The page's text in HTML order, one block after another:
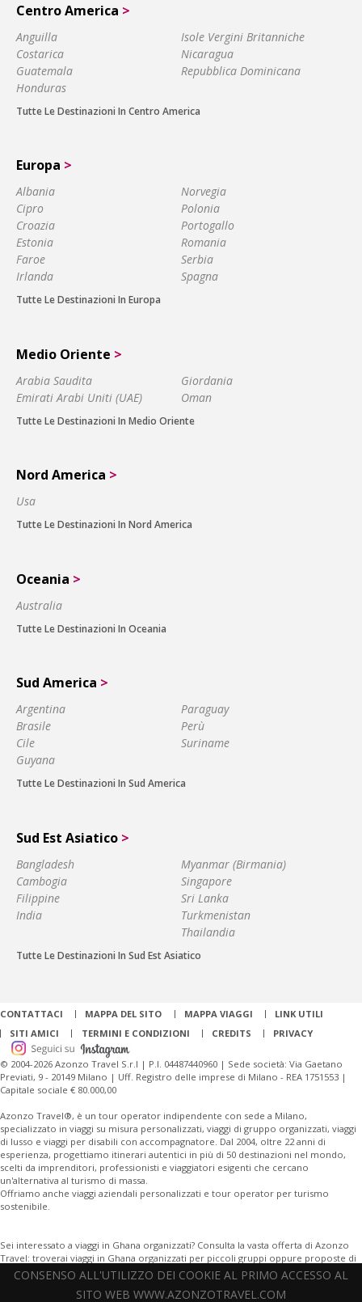
CONSENSO ALL'UTILIZZO DEI COOKIE AL PRIMO ACCESSO AL
SITO WEB WWW.AZONZOTRAVEL.COM
Centro America >
Anguilla
Costarica
Guatemala
Honduras
Isole Vergini Britanniche
Nicaragua
Repubblica Dominicana
Tutte Le Destinazioni In Centro America
Europa >
Albania
Cipro
Croazia
Estonia
Faroe
Irlanda
Norvegia
Polonia
Portogallo
Romania
Serbia
Spagna
Tutte Le Destinazioni In Europa
Medio Oriente >
Arabia Saudita
Emirati Arabi Uniti (UAE)
Giordania
Oman
Tutte Le Destinazioni In Medio Oriente
Nord America >
Usa
Tutte Le Destinazioni In Nord America
Oceania >
Australia
Tutte Le Destinazioni In Oceania
Sud America >
Argentina
Brasile
Cile
Guyana
Paraguay
Perù
Suriname
Tutte Le Destinazioni In Sud America
Sud Est Asiatico >
Bangladesh
Cambogia
Filippine
India
Myanmar (Birmania)
Singapore
Sri Lanka
Turkmenistan
Thailandia
Tutte Le Destinazioni In Sud Est Asiatico
CONTATTACI MAPPA DEL SITO MAPPA VIAGGI
LINK UTILI
SITI AMICI
TERMINI E CONDIZIONI CREDITS PRIVACY
© 2004-2026 Azonzo Travel S.r.l | P.I. 04487440960 | Sede società: Via Gaetano
Previati, 9 - 20149 Milano | Uff. Registro delle imprese di Milano - REA 1751553 |
Capitale sociale € 80.000,00
Azonzo Travel®, è un tour operator indipendente con sede a Milano,
specializzato in viaggi su misura personalizzati, viaggi di gruppo organizzati, viaggi
di lusso e viaggi per disabili con accompagnatore. Dal 2004, oltre 22 anni di
esperienza, progettiamo itinerari autentici in più di 50 destinazioni nel mondo,
scelti da imprenditori, professionisti e viaggiatori esigenti che cercano
un'alternativa al turismo di massa.
Offriamo anche viaggi aziendali personalizzati e tour operator per turismo
sostenibile.
Sei interessato a viaggi in Ghana organizzati? Consulta la vasta offerta di Azonzo
Travel: troverai viaggi in Ghana organizzati per piccoli gruppi oppure proposte di
viaggi in Ghana su misura, personalizzabili in ogni tua richiesta.
Offriamo una vasta gamma di destinazioni, tra cui Giordania, Giappone,